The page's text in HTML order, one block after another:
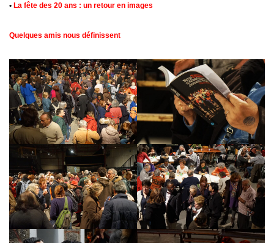
• La fête des 20 ans : un retour en images
Quelques amis nous définissent